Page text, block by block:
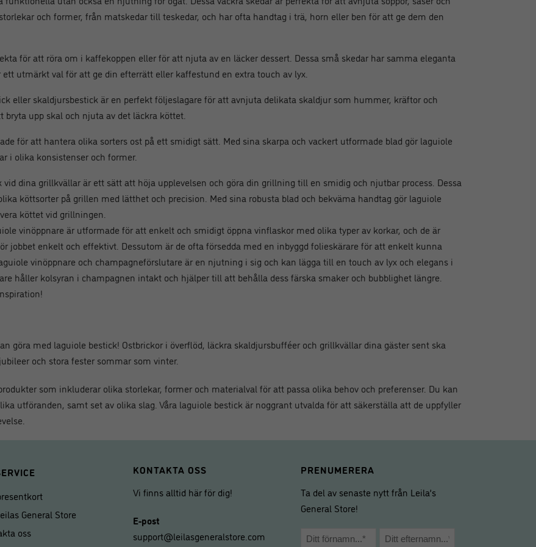
och former, från matskedar till teskedar, och har ofta handtag i trä, horn eller ben för att ge dem den
för att röra om i kaffekoppen eller för att njuta av en läcker dessert. Dessa små skedar har samma eleganta
utmärkt val för att ge din efterrätt eller kaffestund en extra touch av lyx.
eller skaldjursbestick är en perfekt följeslagare för att avnjuta delikata skaldjur som hummer, kräftor och
upp skal och njuta av det läckra köttet.
för att hantera olika sorters ost på ett smidigt sätt. Med sina skarpa och vackert utformade blad gör laguiole
i olika konsistenser och former.
dina grillkvällar är ett sätt att höja upplevelsen och göra din grillning till en smidig och njutbar process. Dessa
köttsorter på grillen med lätthet och precision. Med sina robusta blad och bekväma handtag gör laguiole
köttet vid grillningen.
vinöppnare är utformade för att enkelt och smidigt öppna vinflaskor med olika typer av korkar, och de är
jobbet enkelt och effektivt. Dessutom är de ofta försedda med en inbyggd folieskärare för att enkelt kunna
vinöppnare och champagneförslutare är en njutning i sig och kan lägga till en touch av lyx och elegans i
håller kolsyran i champagnen intakt och hjälper till att behålla dess färska smaker och bubblighet längre.
göra med laguiole bestick! Ostbrickor i överflöd, läckra skaldjursbufféer och grillkvällar dina gäster sent ska
och stora fester sommar som vinter.
som inkluderar olika storlekar, former och materialval för att passa olika behov och preferenser. Du kan
utföranden, samt set av olika slag. Våra laguiole bestick är noggrant utvalda för att säkerställa att de uppfyller
General Store
oss
KONTAKTA OSS
Vi finns alltid här för dig!
E-post
support@leilasgeneralstore.com
PRENUMERERA
Ta del av senaste nytt från Leila’s
General Store!
Namn